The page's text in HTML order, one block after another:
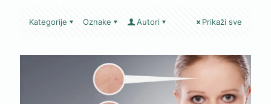
Kategorije Oznake Autori Prikaži sve